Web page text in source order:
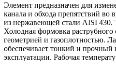
Элемент предназначен для
канала и обхода препятствий во
из нержавеющей стали AISI 430.
Холодная формовка раструбного
геометрией и газоплотностью.
обеспечивает тонкий и прочный
эксплуатации. Рабочая